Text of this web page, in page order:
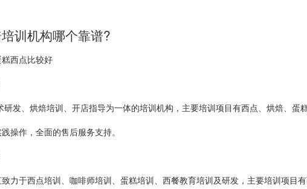
训机构哪个靠谱?
西点比较好
发、烘焙培训、开店指导为一体的培训机构，主要培训项目有西点、烘焙、
操作，全面的售后服务支持。
力于西点培训、咖啡师培训、蛋糕培训、西餐教育培训及研发，主要培训项目